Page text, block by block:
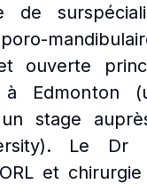
de
ouverte
Edmonton
stage
Le
et